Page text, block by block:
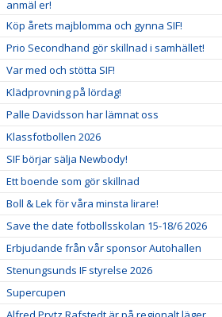
anmäl er!
Köp årets majblomma och gynna SIF!
Prio Secondhand gör skillnad i samhället!
Var med och stötta SIF!
Klädprovning på lördag!
Palle Davidsson har lämnat oss
Klassfotbollen 2026
SIF börjar sälja Newbody!
Ett boende som gör skillnad
Boll & Lek för våra minsta lirare!
Save the date fotbollsskolan 15-18/6 2026
Erbjudande från vår sponsor Autohallen
Stenungsunds IF styrelse 2026
Supercupen